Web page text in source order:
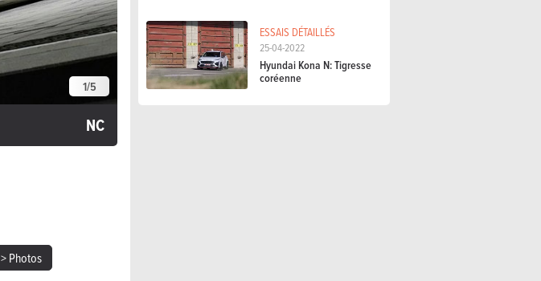
1/5
NC
> Photos
ESSAIS DÉTAILLÉS
25-04-2022
Hyundai Kona N: Tigresse
coréenne